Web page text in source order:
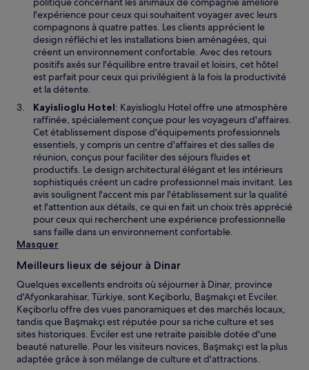
l'expérience pour ceux qui souhaitent voyager avec leurs
compagnons à quatre pattes. Les clients apprécient le
design réfléchi et les installations bien aménagées, qui
créent un environnement confortable. Avec des retours
positifs axés sur l'équilibre entre travail et loisirs, cet hôtel
est parfait pour ceux qui privilégient à la fois la productivité
et la détente.
Kayislioglu Hotel: Kayislioglu Hotel offre une atmosphère
raffinée, spécialement conçue pour les voyageurs d'affaires.
Cet établissement dispose d'équipements professionnels
essentiels, y compris un centre d'affaires et des salles de
réunion, conçus pour faciliter des séjours fluides et
productifs. Le design architectural élégant et les intérieurs
sophistiqués créent un cadre professionnel mais invitant. Les
avis soulignent l'accent mis par l'établissement sur la qualité
et l'attention aux détails, ce qui en fait un choix très apprécié
pour ceux qui recherchent une expérience professionnelle
sans faille dans un environnement confortable.
Masquer
Meilleurs lieux de séjour à Dinar
Quelques excellents endroits où séjourner à Dinar, province
d'Afyonkarahisar, Türkiye, sont Keçiborlu, Başmakçı et Evciler.
Keçiborlu offre des vues panoramiques et des marchés locaux,
tandis que Başmakçı est réputée pour sa riche culture et ses
sites historiques. Evciler est une retraite paisible dotée d'une
beauté naturelle. Pour les visiteurs novices, Başmakçı est la plus
adaptée grâce à son mélange de culture et d'attractions.